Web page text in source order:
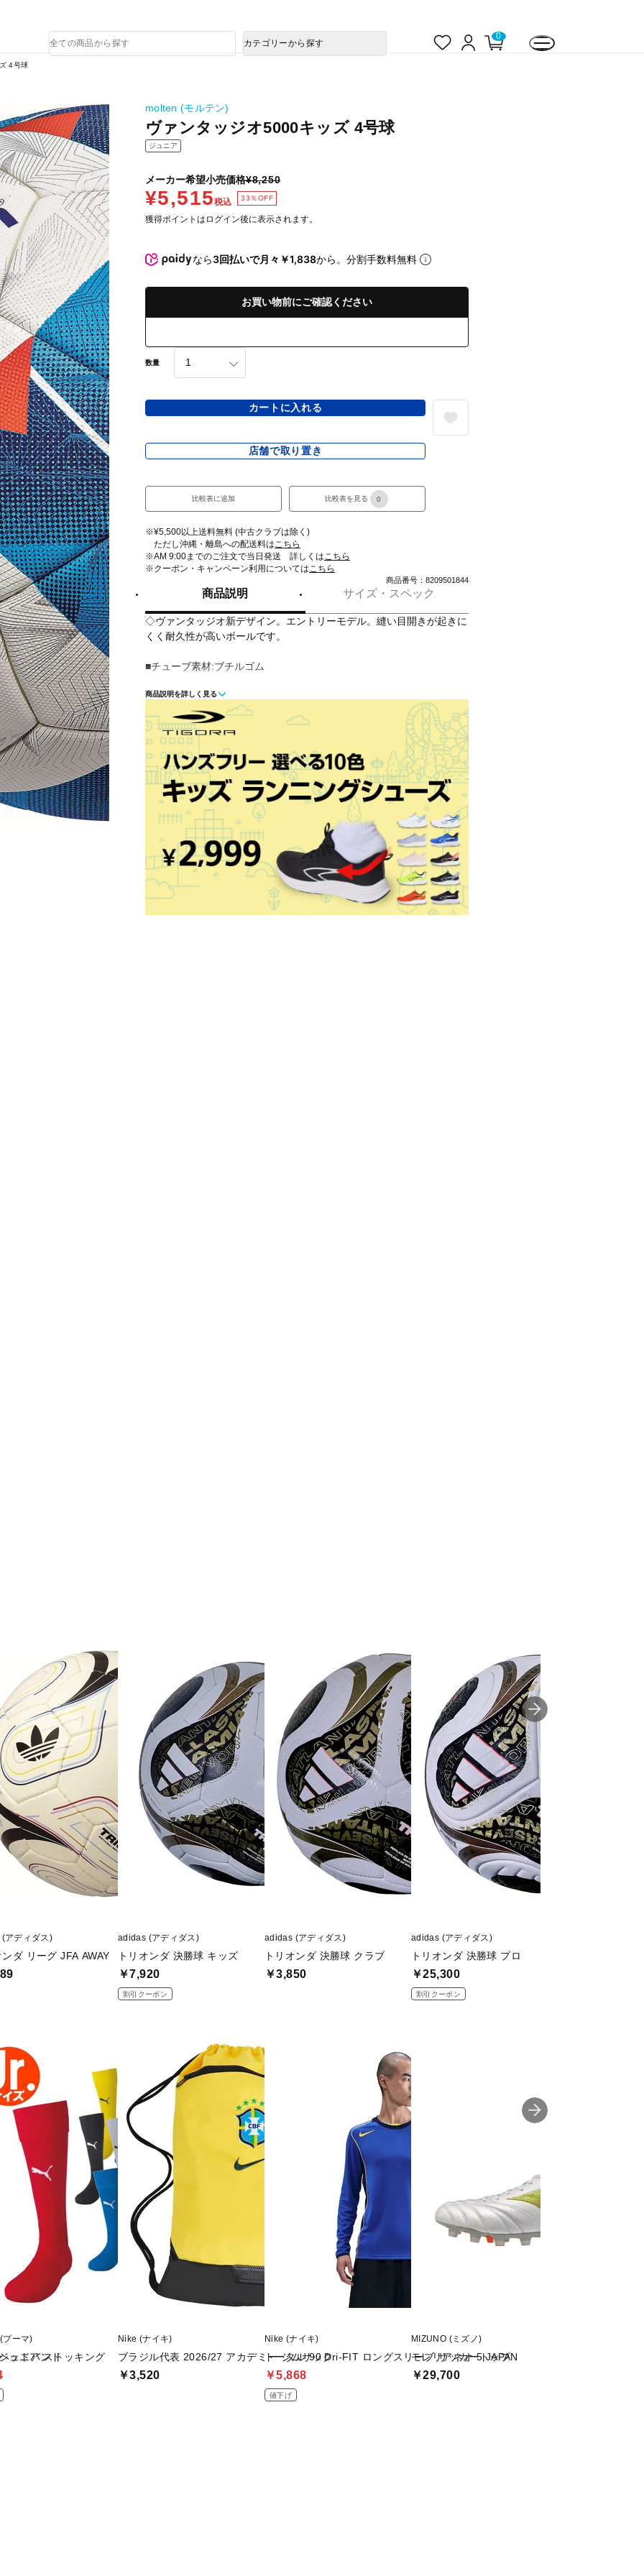
ロ
0
品
検
カテゴリーから探す
4号球
molten (モルテン)
ヴァンタッジオ5000キッズ 4号球
ジュニア
メーカー希望小売価格¥8,250
¥5,515税込 33％OFF
獲得ポイントはログイン後に表示されます。
なら3回払いで月々￥1,838から。分割手数料無料
お買い物前にご確認ください
数量
カートに入れる
店舗で取り置き
比較表に追加 比較表を見る 0
※¥5,500以上送料無料 (中古クラブは除く)
ただし沖縄・離島への配送料はこちら
※AM 9:00までのご注文で当日発送 詳しくはこちら
※クーポン・キャンペーン利用についてはこちら
商品番号：8209501844
商品説明 サイズ・スペック
◇ヴァンタッジオ新デザイン。エントリーモデル。縫い目開きが起きに
くく耐久性が高いボールです。
■チューブ素材:ブチルゴム
■素材:PU製
■用途(コートサーフェス):土
■号数:4号球
■製法:アセンテック
■種別:検定球
■対象:小学生
■重量:約370g
商品説明を詳しく見る
アディダス)
ダ リーグ JFA AWAY
adidas (アディダス)
トリオンダ 決勝球 キッズ
￥7,920
割引クーポン
adidas (アディダス)
トリオンダ 決勝球 クラブ
￥3,850
adidas (アディダス)
トリオンダ 決勝球 プロ
￥25,300
割引クーポン
ッドバンド
プーマ)
ュニア ストッキング
Nike (ナイキ)
ブラジル代表 2026/27 アカデミー ジムサック
￥3,520
Nike (ナイキ)
トータル 90 Dri-FIT ロングスリーブ サッカートップ
￥5,868
値下げ
MIZUNO (ミズノ)
モレリアネオ 5 JAPAN
￥29,700